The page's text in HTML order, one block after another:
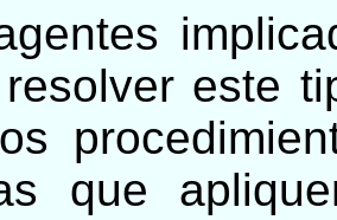
este
que